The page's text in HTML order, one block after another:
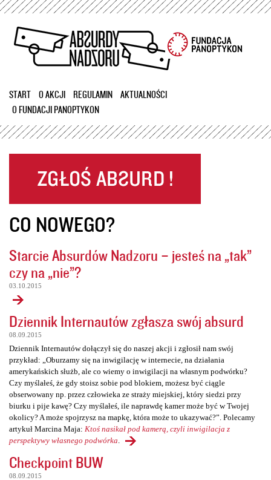
Przejdź
treści
START O AKCJI REGULAMIN
AKTUALNOŚCI
O FUNDACJI PANOPTYKON
CO NOWEGO?
Starcie Absurdów Nadzoru – jesteś na „tak”
czy na „nie”?
03.10.2015
Dziennik Internautów zgłasza swój absurd
08.09.2015
Dziennik Internautów dołączył się do naszej akcji i zgłosił nam swój
przykład: „Oburzamy się na inwigilację w internecie, na działania
amerykańskich służb, ale co wiemy o inwigilacji na własnym podwórku?
Czy myślałeś, że gdy stoisz sobie pod blokiem, możesz być ciągle
obserwowany np. przez człowieka ze straży miejskiej, który siedzi przy
biurku i pije kawę? Czy myślałeś, ile naprawdę kamer może być w Twojej
okolicy? A może spojrzysz na mapkę, która może to ukazywać?”. Polecamy
artykuł Marcina Maja: Ktoś nasikał pod kamerą, czyli inwigilacja z
perspektywy własnego podwórka
Checkpoint BUW
08.09.2015